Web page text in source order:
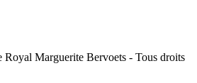
Marguerite Bervoets - Tous droits